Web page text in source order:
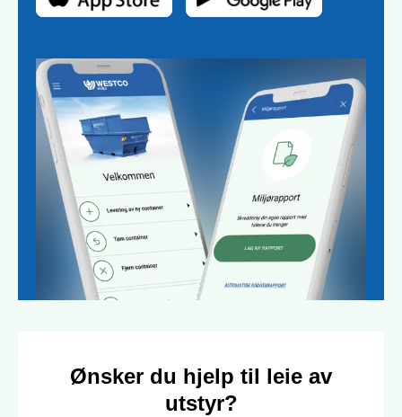
Ønsker du hjelp til leie av
utstyr?